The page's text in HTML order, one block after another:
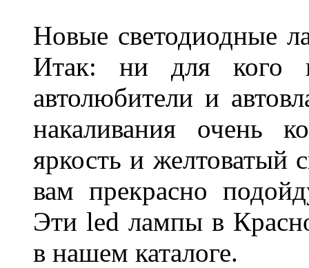
Новые светодиодные
Итак: ни для кого
автолюбители и
накаливания очень
яркость и желтоватый
вам прекрасно
Эти led лампы в
в нашем каталоге.